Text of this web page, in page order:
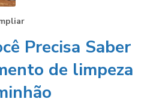
Precisa Saber
de limpeza